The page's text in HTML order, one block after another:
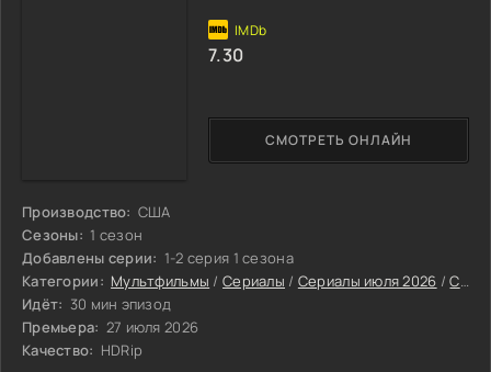
Производство: США
Сезоны: 1 сезон
Добавлены серии: 1-2 серия 1 сезона
Категории: Мультфильмы /Сериалы / Сериалы июля 2026 /Сериалы 2026
Идёт: 30 мин эпизод
Премьера: 27 июля 2026
Качество: HDRip
СМОТРЕТЬ ОНЛАЙН
7.30